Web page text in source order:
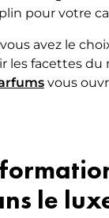
pour votre
vous avez le
les facettes
vous
le